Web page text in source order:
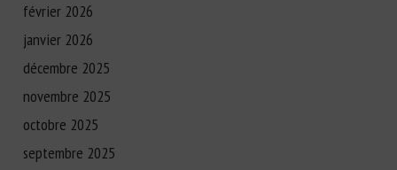
février 2026
janvier 2026
décembre 2025
novembre 2025
octobre 2025
septembre 2025